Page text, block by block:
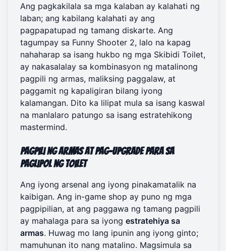
Ang pagkakilala sa mga kalaban ay kalahati ng
laban; ang kabilang kalahati ay ang
pagpapatupad ng tamang diskarte. Ang
tagumpay sa Funny Shooter 2, lalo na kapag
nahaharap sa isang hukbo ng mga Skibidi Toilet,
ay nakasalalay sa kombinasyon ng matalinong
pagpili ng armas, maliksing paggalaw, at
paggamit ng kapaligiran bilang iyong
kalamangan. Dito ka lilipat mula sa isang kaswal
na manlalaro patungo sa isang estratehikong
mastermind.
Pagpili ng Armas at Pag-upgrade para sa
Paglipol ng Toilet
Ang iyong arsenal ang iyong pinakamatalik na
kaibigan. Ang in-game shop ay puno ng mga
pagpipilian, at ang paggawa ng tamang pagpili
ay mahalaga para sa iyong estratehiya sa
armas. Huwag mo lang ipunin ang iyong ginto;
mamuhunan ito nang matalino. Magsimula sa